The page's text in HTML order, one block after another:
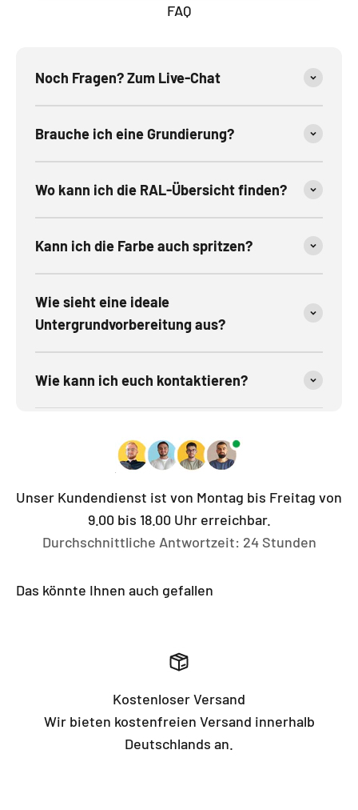
FAQ
Noch Fragen? Zum Live-Chat
Brauche ich eine Grundierung?
Wo kann ich die RAL-Übersicht finden?
Kann ich die Farbe auch spritzen?
Wie sieht eine ideale
Untergrundvorbereitung aus?
Wie kann ich euch kontaktieren?
Unser Kundendienst ist von Montag bis Freitag von
9.00 bis 18.00 Uhr erreichbar.
Durchschnittliche Antwortzeit: 24 Stunden
Das könnte Ihnen auch gefallen
Kostenloser Versand
Wir bieten kostenfreien Versand innerhalb
Deutschlands an.